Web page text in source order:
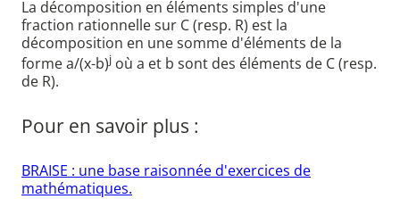
La décomposition en éléments simples d'une
fraction rationnelle sur C (resp. R) est la
décomposition en une somme d'éléments de la
forme a/(x-b)j où a et b sont des éléments de C (resp.
de R).
Pour en savoir plus :
BRAISE : une base raisonnée d'exercices de
mathématiques.